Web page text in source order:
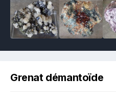
Grenat démantoïde